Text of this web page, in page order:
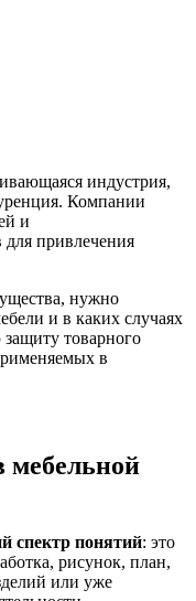
индустрия,
Компании
и
для привлечения
нужно
и в каких случаях
товарного
в
спектр понятий: это
рисунок, план,
или уже